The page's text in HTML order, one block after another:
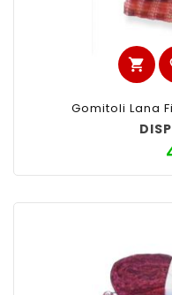
shopping_cart
Gomitoli Lana